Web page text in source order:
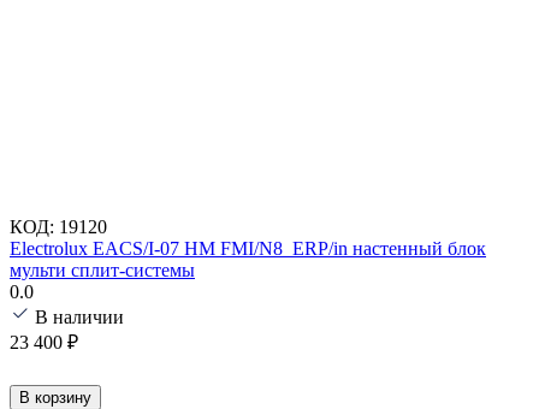
КОД: 19120
Electrolux EACS/I-07 HM FMI/N8_ERP/in настенный блок
мульти сплит-системы
0.0
В наличии
23 400 ₽
В корзину